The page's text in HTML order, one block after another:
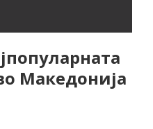
Македонија